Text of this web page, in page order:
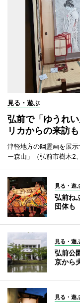
見る・遊ぶ
弘前で「ゆうれ
リカからの来訪も
津軽地方の幽霊画を展
ー森山」（弘前市樹木2
見る・遊
弘前ね
団体も
見る・遊
弘前公
京から
見る・遊